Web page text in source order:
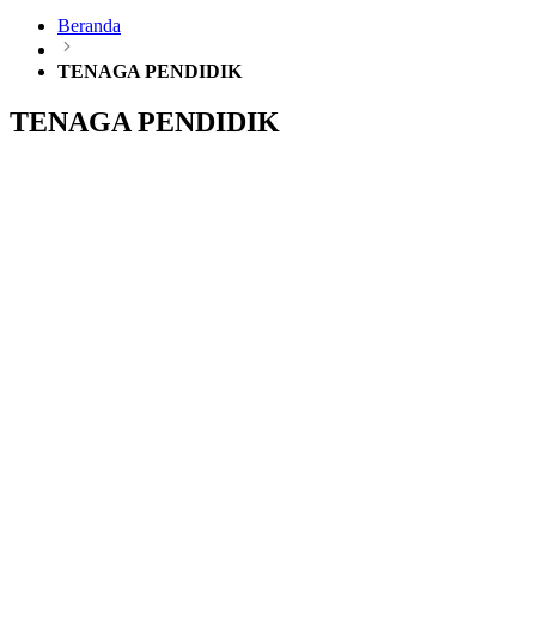
Beranda
TENAGA PENDIDIK
TENAGA PENDIDIK